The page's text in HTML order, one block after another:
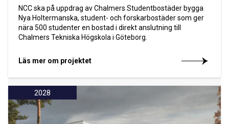
NCC ska på uppdrag av Chalmers Studentbostäder bygga
Nya Holtermanska, student- och forskarbostäder som ger
nära 500 studenter en bostad i direkt anslutning till
Chalmers Tekniska Högskola i Göteborg.
Läs mer om projektet
2028